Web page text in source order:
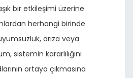
bir etkileşimi üzerine
herhangi birinde
arıza veya
sistemin kararlılığını
ortaya çıkmasına